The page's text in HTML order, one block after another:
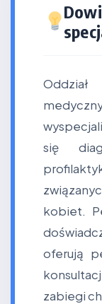
się
kobiet.
oferują
zabiegi